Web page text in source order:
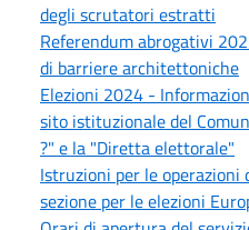
degli scrutatori estratti
Referendum abrogativi
di barriere architettoniche
Elezioni 2024 -
sito istituzionale del
?" e la "Diretta elettorale"
Istruzioni per le
sezione per le elezioni